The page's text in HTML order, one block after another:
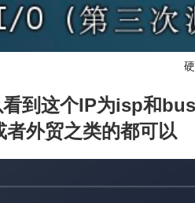
到这个IP为isp和
者外贸之类的都可以